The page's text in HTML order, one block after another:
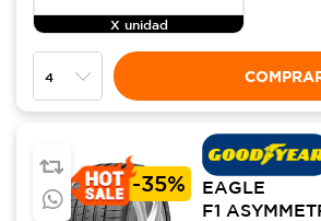
X unidad
-35%
EAGLE
F1